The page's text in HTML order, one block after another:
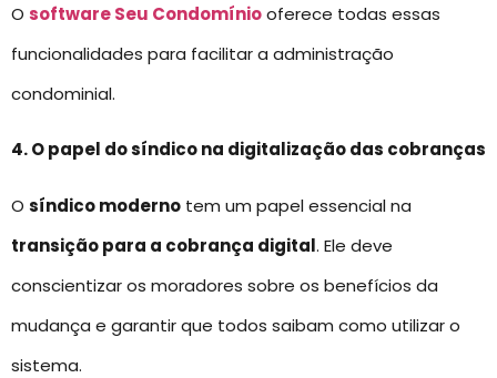
O software Seu Condomíniooferece todas essas
funcionalidades para facilitar a administração
condominial.
4. O papel do síndico na digitalização das cobranças
O síndico moderno tem um papel essencial na
transição para a cobrança digital. Ele deve
conscientizar os moradores sobre os benefícios da
mudança e garantir que todos saibam como utilizar o
sistema.